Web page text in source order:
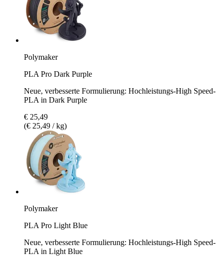
Polymaker
PLA Pro Dark Purple
Neue, verbesserte Formulierung: Hochleistungs-High Speed-
PLA in Dark Purple
€ 25,49
(€ 25,49 / kg)
Polymaker
PLA Pro Light Blue
Neue, verbesserte Formulierung: Hochleistungs-High Speed-
PLA in Light Blue